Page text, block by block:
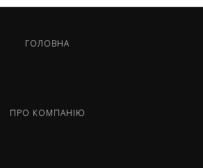
ГОЛОВНА
ПРО КОМПАНІЮ